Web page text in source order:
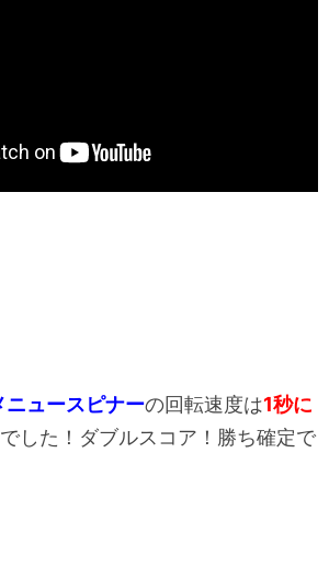
ニュースピナーの回転速度は1秒に
した！ダブルスコア！勝ち確定で